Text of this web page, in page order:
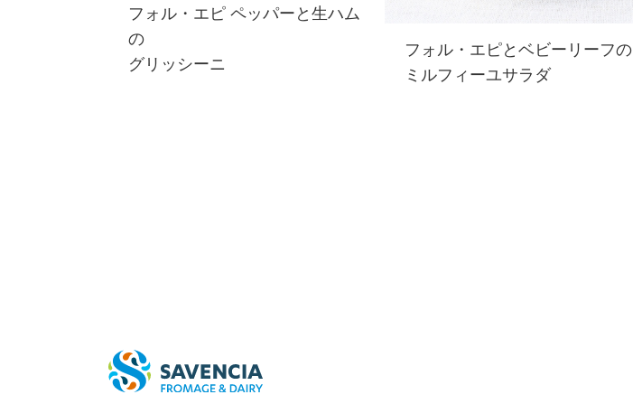
フォル・エピ ペッパーと生ハム
の
グリッシーニ
フォル・エピとベビーリーフの
ミルフィーユサラダ